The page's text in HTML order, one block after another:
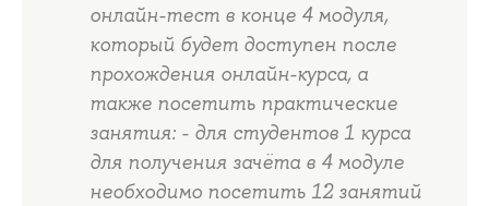
онлайн-тест в конце 4 модуля,
который будет доступен после
прохождения онлайн-курса, а
также посетить практические
занятия: - для студентов 1 курса
для получения зачёта в 4 модуле
необходимо посетить 12 занятий